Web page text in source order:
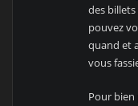
des
pouvez
quand et
vous
Pour bien